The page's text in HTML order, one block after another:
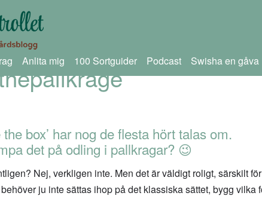
Anlita mig 100 Sortguider Podcast Swisha en gåva
box’ har nog de flesta hört talas om.
det på odling i pallkragar? 😉
Nej, verkligen inte. Men det är väldigt roligt, särskilt
ju inte sättas ihop på det klassiska sättet, bygg vilka